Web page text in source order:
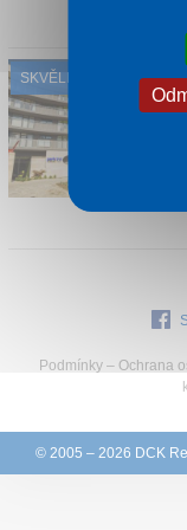
SKVĚLÉ HODNOCENÍ
Podmínky – Ochrana
© 2005 – 2026 DCK